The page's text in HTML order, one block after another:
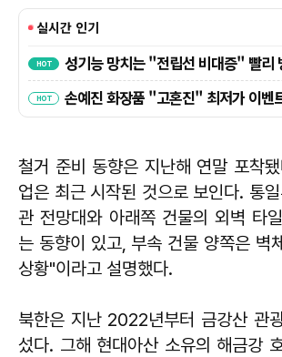
철거 준비 동향은 지난해 연말 포착
업은 최근 시작된 것으로 보인다. 통
관 전망대와 아래쪽 건물의 외벽 타
는 동향이 있고, 부속 건물 양쪽은 벽
상황"이라고 설명했다.
북한은 지난 2022년부터 금강산 관
섰다. 그해 현대아산 소유의 해금강